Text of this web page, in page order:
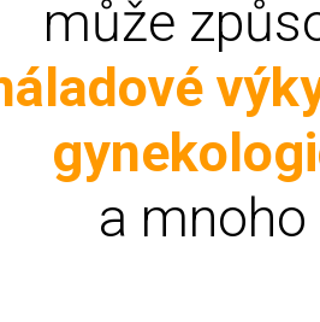
může
a